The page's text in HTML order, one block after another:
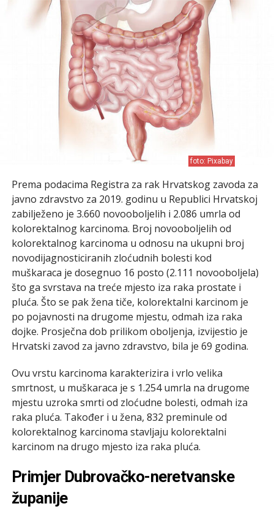
foto: Pixabay
Prema podacima Registra za rak Hrvatskog zavoda za
javno zdravstvo za 2019. godinu u Republici Hrvatskoj
zabilježeno je 3.660 novooboljelih i 2.086 umrla od
kolorektalnog karcinoma. Broj novooboljelih od
kolorektalnog karcinoma u odnosu na ukupni broj
novodijagnosticiranih zloćudnih bolesti kod
muškaraca je dosegnuo 16 posto (2.111 novooboljela)
što ga svrstava na treće mjesto iza raka prostate i
pluća. Što se pak žena tiče, kolorektalni karcinom je
po pojavnosti na drugome mjestu, odmah iza raka
dojke. Prosječna dob prilikom oboljenja, izvijestio je
Hrvatski zavod za javno zdravstvo, bila je 69 godina.
Ovu vrstu karcinoma karakterizira i vrlo velika
smrtnost, u muškaraca je s 1.254 umrla na drugome
mjestu uzroka smrti od zloćudne bolesti, odmah iza
raka pluća. Također i u žena, 832 preminule od
kolorektalnog karcinoma stavljaju kolorektalni
karcinom na drugo mjesto iza raka pluća.
Primjer Dubrovačko-neretvanske
županije